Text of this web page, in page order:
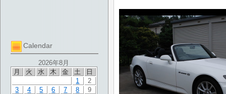
Calendar
2026年8月
月
火 水 木 金 土 日
1
2
3
4 5 6 7 8
9